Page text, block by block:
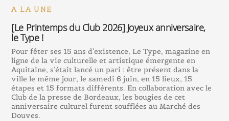
A LA UNE
[Le Printemps du Club 2026] Joyeux anniversaire,
le Type !
Pour fêter ses 15 ans d’existence, Le Type, magazine en
ligne de la vie culturelle et artistique émergente en
Aquitaine, s’était lancé un pari : être présent dans la
ville le même jour, le samedi 6 juin, en 15 lieux, 15
étapes et 15 formats différents. En collaboration avec le
Club de la presse de Bordeaux, les bougies de cet
anniversaire culturel furent soufflées au Marché des
Douves.